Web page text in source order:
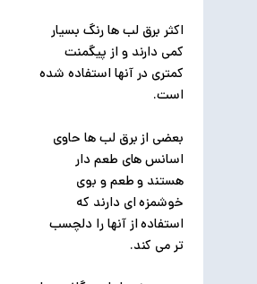
اکثر برق لب ها رنگ بسیار
کمی دارند و از پیگمنت
کمتری در آنها استفاده شده
است.
بعضی از برق لب ها حاوی
اسانس های طعم دار
هستند و طعم و بوی
خوشمزه ای دارند که
استفاده از آنها را دلچسب
تر می کند.